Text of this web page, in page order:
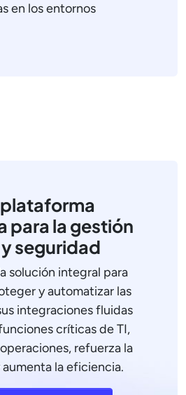
en los entornos
para la gestión
y seguridad
solución integral para
y automatizar las
integraciones fluidas
críticas de TI,
refuerza la
la eficiencia.